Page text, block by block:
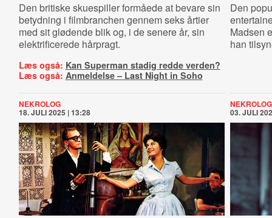
Den britiske skuespiller formåede at bevare sin
betydning i filmbranchen gennem seks årtier
med sit glødende blik og, i de senere år, sin
elektrificerede hårpragt.
Læs også: Kan Superman stadig redde verden?
Læs også: Anmeldelse – Last Night in Soho
Den
Madsen
han
NEKROLOG
18. JULI 2025 | 13:28
NEKROLOG
03. JULI